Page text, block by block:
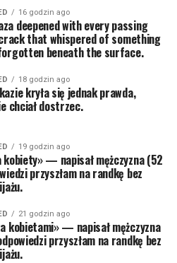
16 godzin ago
deepened with every passing
that whispered of something
beneath the surface.
18 godzin ago
kryła się jednak prawda,
chciał dostrzec.
19 godzin ago
kobiety» — napisał mężczyzna (52
przyszłam na randkę bez
21 godzin ago
kobietami» — napisał mężczyzna
przyszłam na randkę bez